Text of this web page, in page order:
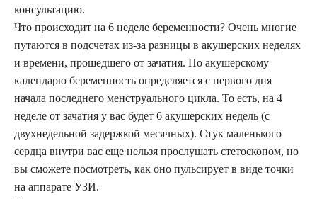
консультацию.
Что происходит на 6 неделе беременности? Очень многие
путаются в подсчетах из-за разницы в акушерских неделях
и времени, прошедшего от зачатия. По акушерскому
календарю беременность определяется с первого дня
начала последнего менструального цикла. То есть, на 4
неделе от зачатия у вас будет 6 акушерских недель (с
двухнедельной задержкой месячных). Стук маленького
сердца внутри вас еще нельзя прослушать стетоскопом, но
вы сможете посмотреть, как оно пульсирует в виде точки
на аппарате УЗИ.